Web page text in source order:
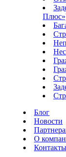
Блог
Новости
О
Контакты